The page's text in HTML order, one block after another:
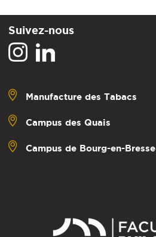
Suivez-nous
Manufacture des Tabacs
Campus des Quais
Campus de Bourg-en-Bresse